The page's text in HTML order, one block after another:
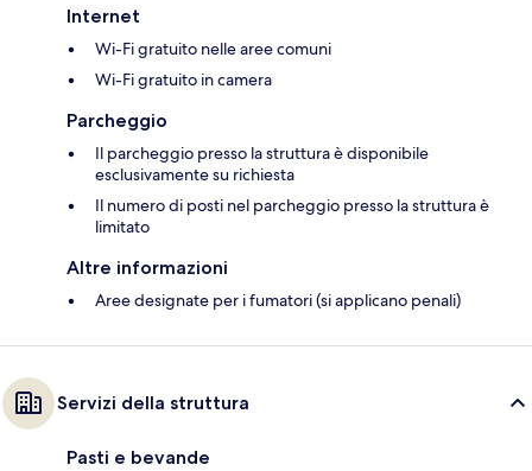
Internet
Wi-Fi gratuito nelle aree comuni
Wi-Fi gratuito in camera
Parcheggio
Il parcheggio presso la struttura è disponibile
esclusivamente su richiesta
Il numero di posti nel parcheggio presso la struttura è
limitato
Altre informazioni
Aree designate per i fumatori (si applicano penali)
Servizi della struttura
Pasti e bevande